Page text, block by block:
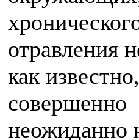
отравления
как известно,
совершенно
неожиданно